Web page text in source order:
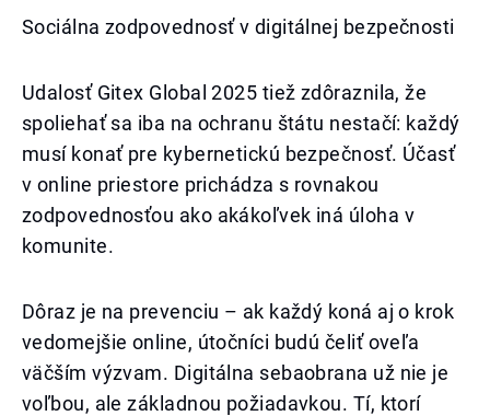
Sociálna zodpovednosť v digitálnej bezpečnosti
Udalosť Gitex Global 2025 tiež zdôraznila, že
spoliehať sa iba na ochranu štátu nestačí: každý
musí konať pre kybernetickú bezpečnosť. Účasť
v online priestore prichádza s rovnakou
zodpovednosťou ako akákoľvek iná úloha v
komunite.
Dôraz je na prevenciu – ak každý koná aj o krok
vedomejšie online, útočníci budú čeliť oveľa
väčším výzvam. Digitálna sebaobrana už nie je
voľbou, ale základnou požiadavkou. Tí, ktorí